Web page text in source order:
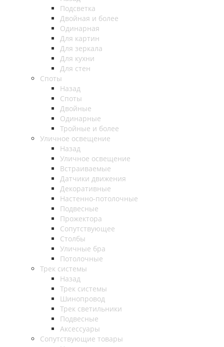
Подсветка
Двойная и более
Одинарная
Для картин
Для зеркала
Для кухни
Для стен
Споты
Назад
Споты
Двойные
Одинарные
Тройные и более
Уличное освещение
Назад
Уличное освещение
Встраиваемые
Датчики движения
Декоративные
Настенно-потолочные
Подвесные
Прожектора
Сопутствующее
Столбы
Уличные бра
Потолочные
Трек системы
Назад
Трек системы
Шинопровод
Трек светильники
Подвесные
Аксессуары
Сопутствующие товары